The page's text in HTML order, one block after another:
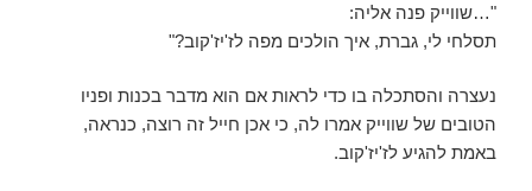
"…שווייק פנה אליה:
תסלחי לי, גברת, איך הולכים מפה לז'יז'קוב?"
נעצרה והסתכלה בו כדי לראות אם הוא מדבר בכנות ופניו
הטובים של שווייק אמרו לה, כי אכן חייל זה רוצה, כנראה,
באמת להגיע לז'יז'קוב.